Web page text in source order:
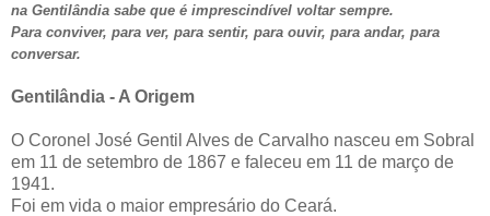
na Gentilândia sabe que é imprescindível voltar sempre.
Para conviver, para ver, para sentir, para ouvir, para andar, para
conversar.
Gentilândia - A Origem
O Coronel José Gentil Alves de Carvalho nasceu em Sobral
em 11 de setembro de 1867 e faleceu em 11 de março de
1941.
Foi em vida o maior empresário do Ceará.